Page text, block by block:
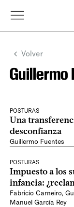
Volver
Guillermo
POSTURAS
Una
desconfianza
Guillermo Fuentes
POSTURAS
Impuesto a los
infancia:
Fabricio Carneiro,
Manuel García Rey